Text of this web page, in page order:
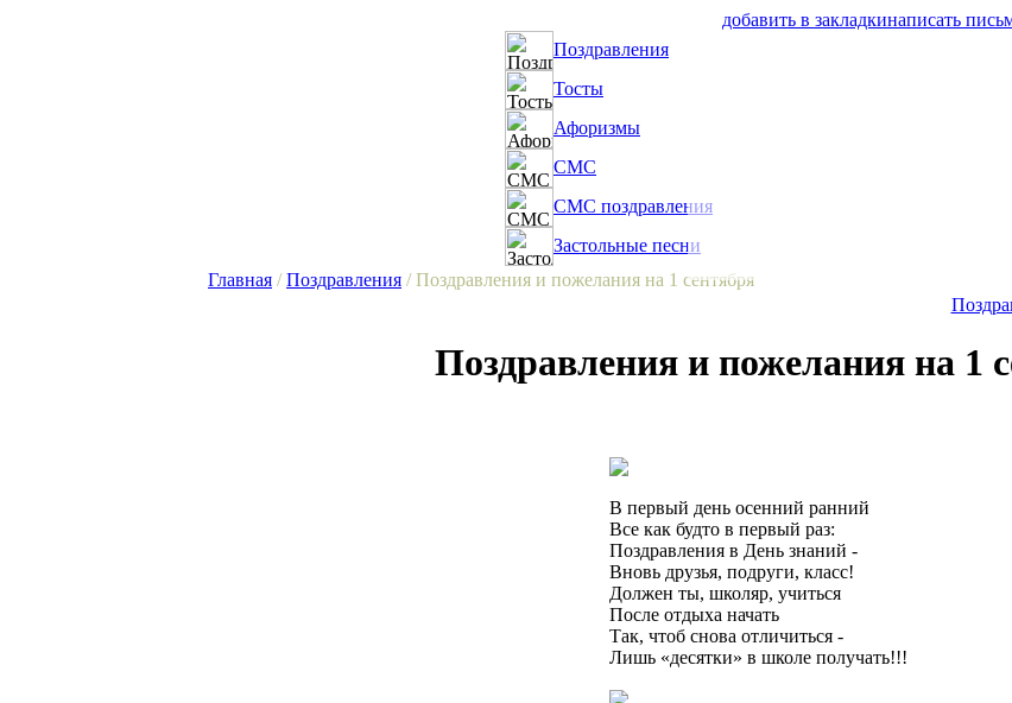
добавить в закладкинаписать
Поздравления
Тосты
Афоризмы
СМС
СМС поздравления
Застольные песни
Главная /Поздравления / Поздравления и пожелания на 1 сентября
Поздравления и пожелания на 1
В первый день осенний ранний
Все как будто в первый раз:
Поздравления в День знаний -
Вновь друзья, подруги, класс!
Должен ты, школяр, учиться
После отдыха начать
Так, чтоб снова отличиться -
Лишь «десятки» в школе получать!!!